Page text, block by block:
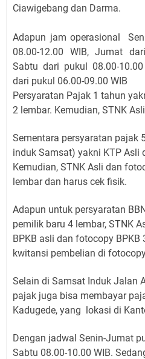
Ciawigebang dan Darma.
Adapun jam operasional
08.00-12.00 WIB, Jumat
Sabtu dari pukul 08.00-
dari pukul 06.00-09.00 WIB
Persyaratan Pajak 1 tahun
2 lembar. Kemudian, STNK
Sementara persyaratan pajak
induk Samsat) yakni KTP Asli
Kemudian, STNK Asli dan
lembar dan harus cek fisik.
Adapun untuk persyaratan
pemilik baru 4 lembar, STNK
BPKB asli dan fotocopy BPKB
kwitansi pembelian di
Selain di Samsat Induk Jalan
pajak juga bisa membayar
Kadugede, yang lokasi di
Dengan jadwal Senin-Jumat
Sabtu 08.00-10.00 WIB.